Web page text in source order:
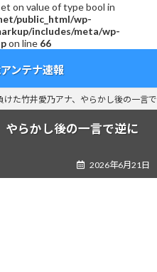
on value of type bool in
public_html/wp-
includes/meta/wp-
on line 66
ンテナ速報
けた竹井愛乃アナ、やらかし後の一言
やらかし後の一言で逆に
2026年6月21日